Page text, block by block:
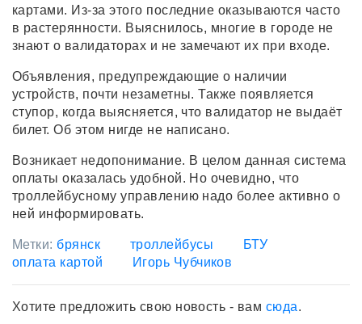
картами. Из-за этого последние оказываются часто
в растерянности. Выяснилось, многие в городе не
знают о валидаторах и не замечают их при входе.
Объявления, предупреждающие о наличии
устройств, почти незаметны. Также появляется
ступор, когда выясняется, что валидатор не выдаёт
билет. Об этом нигде не написано.
Возникает недопонимание. В целом данная система
оплаты оказалась удобной. Но очевидно, что
троллейбусному управлению надо более активно о
ней информировать.
Метки: брянск троллейбусы
БТУ
оплата картой
Игорь Чубчиков
Хотите предложить свою новость - вам сюда.